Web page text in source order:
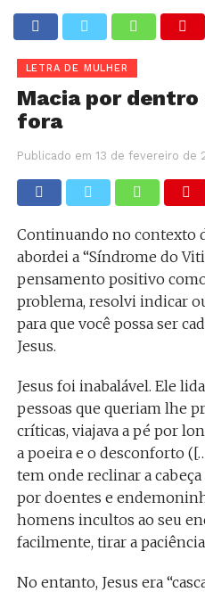
LETRA DE MULHER
Macia por
fora
Publicado em 13 de fevereiro de
Continuando no contexto
abordei a “Síndrome do
pensamento positivo
problema, resolvi indicar
para que você possa ser
Jesus.
Jesus foi inabalável. Ele
pessoas que queriam lhe
críticas, viajava a pé por
a poeira e o desconforto
tem onde reclinar a
por doentes e
homens incultos ao seu
facilmente, tirar a
No entanto, Jesus era